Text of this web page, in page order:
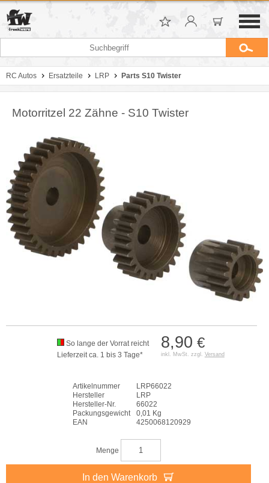
RC Autos Ersatzteile LRP Parts S10 Twister
Motorritzel 22 Zähne - S10 Twister
8,90 €
inkl. MwSt. zzgl. Versand
So lange der Vorrat reicht
Lieferzeit ca. 1 bis 3 Tage*
Artikelnummer
LRP66022
Hersteller
LRP
Hersteller-Nr.
66022
Packungsgewicht
0,01 Kg
EAN
4250068120929
Menge
In den Warenkorb